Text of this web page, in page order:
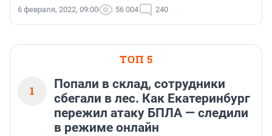
6 февраля, 2022, 09:00 56 004 240
ТОП 5
1
Попали в склад, сотрудники
сбегали в лес. Как Екатеринбург
пережил атаку БПЛА — следили
в режиме онлайн